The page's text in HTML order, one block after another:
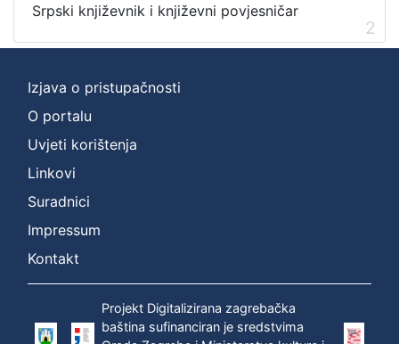
Srpski književnik i književni povjesničar
2
Izjava o pristupačnosti
O portalu
Uvjeti korištenja
Linkovi
Suradnici
Impressum
Kontakt
Projekt Digitalizirana zagrebačka
baština sufinanciran je sredstvima